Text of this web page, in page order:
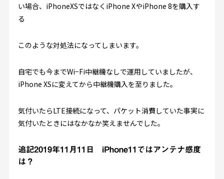
い場合、iPhoneXSではなくiPhone XやiPhone 8を購入す
る
このような対処法になってしまいます。
自宅でも今までWi−Fi中継機なしで運用していましたが、
iPhone XSに変えてから中継機購入を至りました。
気付いたらLTE接続になって、パケット消費していた事実に
気付いたときにはなかなか笑えませんでした。
追記2019年11月11日 iPhone11ではアンテナ感度
は？